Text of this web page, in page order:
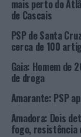
eletrónica.
Foto: DR.
TÓPICOS
DESTAQUE
PRÓXIMO
RE/MAX
portugueses
mais perto do
de Cascais
PSP de Santa
cerca de 100
Gaia: Homem de
de droga
Amarante: PSP
Amadora: Dois
fogo, resistência